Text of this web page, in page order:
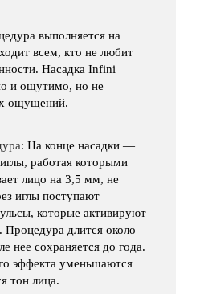
выполняется на
всем, кто не любит
Насадка Infini
и ощутимо, но не
ощущений.
На конце насадки —
работая которыми
лицо на 3,5 мм, не
иглы поступают
которые активируют
Процедура длится около
нее сохраняется до года.
эффекта уменьшаются
тон лица.